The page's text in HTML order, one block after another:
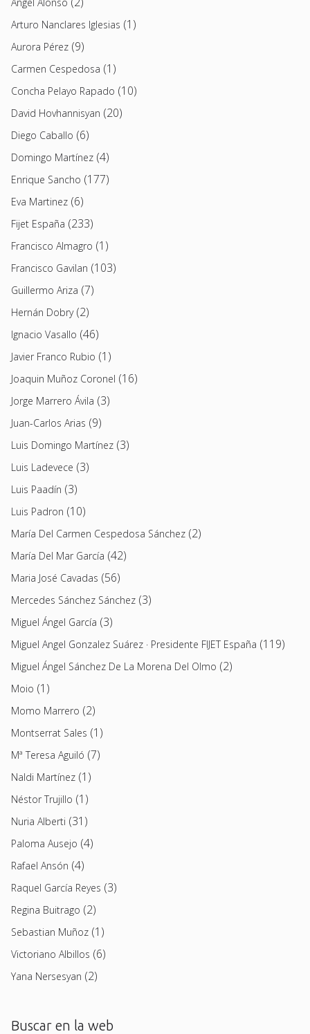
Arturo Nanclares Iglesias (1)
Aurora Pérez (9)
Carmen Cespedosa (1)
Concha Pelayo Rapado (10)
David Hovhannisyan (20)
Diego Caballo (6)
Domingo Martínez (4)
Enrique Sancho (177)
Eva Martinez (6)
Fijet España (233)
Francisco Almagro (1)
Francisco Gavilan (103)
Guillermo Ariza (7)
Hernán Dobry(2)
Ignacio Vasallo (46)
Javier Franco Rubio (1)
Joaquin Muñoz Coronel (16)
Jorge Marrero Ávila (3)
Juan-Carlos Arias (9)
Luis Domingo Martínez (3)
Luis Ladevece (3)
Luis Paadín (3)
Luis Padron (10)
María Del Carmen Cespedosa Sánchez (2)
María Del Mar García (42)
Maria José Cavadas (56)
Mercedes Sánchez Sánchez (3)
Miguel Ángel García (3)
Miguel Angel Gonzalez Suárez · Presidente FIJET España (119)
Miguel Ángel Sánchez De La Morena Del Olmo (2)
Moio (1)
Momo Marrero (2)
Montserrat Sales (1)
Mª Teresa Aguiló (7)
Naldi Martínez (1)
Néstor Trujillo (1)
Nuria Alberti (31)
Paloma Ausejo (4)
Rafael Ansón (4)
Raquel García Reyes (3)
Regina Buitrago (2)
Sebastian Muñoz (1)
Victoriano Albillos (6)
Yana Nersesyan (2)
Buscar en la web